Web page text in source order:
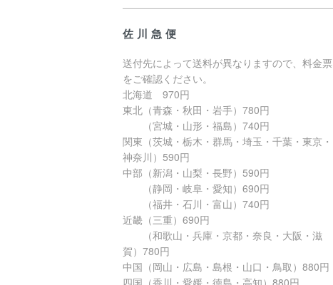
佐川急便
送付先によって送料が異なりますので、料金票
をご確認ください。
北海道 970円
東北（青森・秋田・岩手）780円
（宮城・山形・福島）740円
関東（茨城・栃木・群馬・埼玉・千葉・東京・
神奈川）590円
中部（新潟・山梨・長野）590円
（静岡・岐阜・愛知）690円
（福井・石川・富山）740円
近畿（三重）690円
（和歌山・兵庫・京都・奈良・大阪・滋
賀）780円
中国（岡山・広島・島根・山口・鳥取）880円
四国（香川・愛媛・徳島・高知）880円